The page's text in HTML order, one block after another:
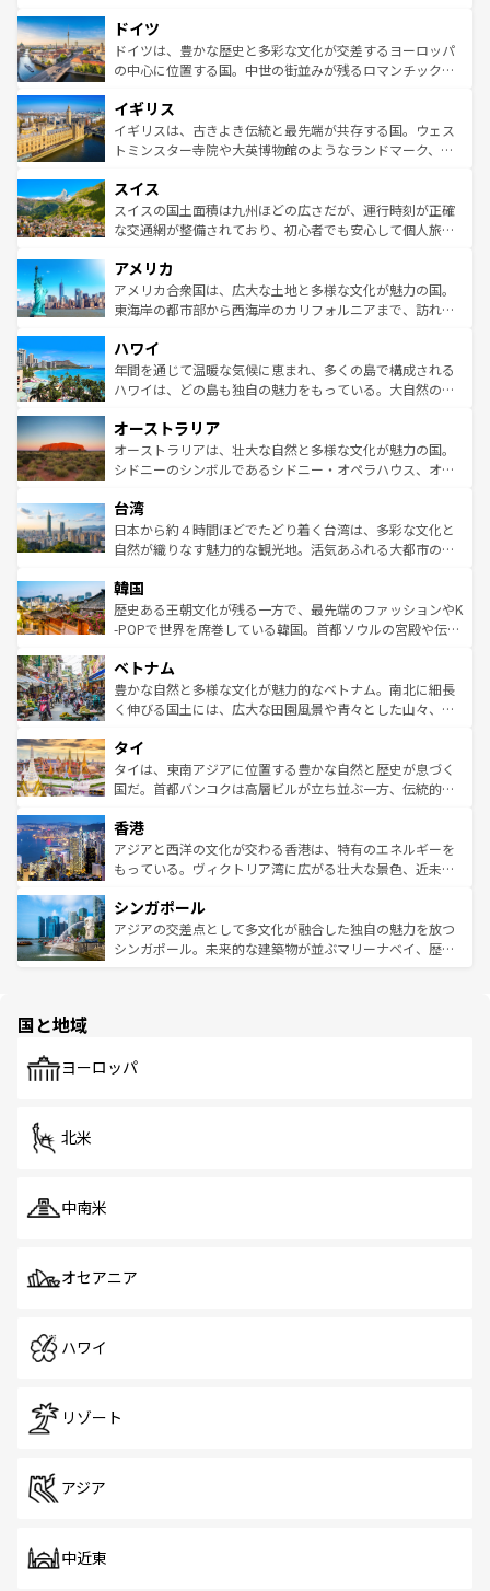
せる。地方によって風土や気候が異なるスペインはその個
性で訪れる人を魅了する。 なお、新着のスペイン情報は コ
ンテンツ一覧を参照してほしい。
で、幅広い魅力が詰まっている。華麗な宮殿、歴史的な大
聖堂、美しいビーチ、そして豊かな自然が、訪れる者を心
から魅了する。また、フランスは美食の国としても知ら
いる。シャンパンの発祥地であるランス、プロヴァンスの
香り高いラベンダー畑など、多彩な楽しみ方が可能だ。さ
らに、パリ以外の地域にも魅力が溢れており、どの街角に
れる地方に足を運ぶとそれぞれで全く異なる文化を体験で
きるだろう。 なお、新着のフランス情報はコンテンツ一覧
を参照してほしい。
ドイツ
ドイツは、豊かな歴史と多彩な文化が交差するヨーロッパ
の中心に位置する国。中世の街並みが残るロマンチック街
顔を持つこの国は、どこを歩いても飽きることがない。ベ
ルリンの文化的活気、バイエルン州のアルプスの絶景、そ
してライン川沿いのワイン畑といった風景は必見。ビール
は、お酒好きな人にはぜひ体験してほしい。 なお、新着の
ドイツ情報はコンテンツ一覧を参照してほしい。
イギリス
イギリスは、古きよき伝統と最先端が共存する国。ウェス
トミンスター寺院や大英博物館のようなランドマーク、歴
リアごとに異なる魅力がある。また、優雅なアフタヌーン
ティー、ビール好きにはたまらない英国パブ、サッカー観
戦など、本場だからこそできる体験も豊富。イギリスを旅
ンツ一覧を参照してほしい。
スイス
スイスの国土面積は九州ほどの広さだが、運行時刻が正確
な交通網が整備されており、初心者でも安心して個人旅行
の建物がそのまま残る町や、スイスならではのユニークな
博物館もあり、アルプス観光だけでなく町歩きも満喫する
ことができる。国民の所得が高いため物価も高いが、旅行
ば市内交通費無料で観光を楽しむこともできる。 なお、新
着のスイス情報はコンテンツ一覧 を参照してほしい。
アメリカ
アメリカ合衆国は、広大な土地と多様な文化が魅力の国。
東海岸の都市部から西海岸のカリフォルニアまで、訪れる
のような巨大都市は、観光、ショッピング、エンターテイ
ンメントが詰まった刺激的なスポットだ。一方、アメリカ
西部には大自然が広がり、グランドキャニオンやイエロー
部のニューオーリンズでは、音楽と美食が融合した独特の
文化が魅力。旅行者はアメリカの各地域で異なる魅力を楽
しみながら、その多様性と豊かな歴史を感じることができ
ならではの贅沢な旅のスタイルだ。 なお、新着のアメリカ
情報はコンテンツ一覧を参照してほしい。
ハワイ
年間を通じて温暖な気候に恵まれ、多くの島で構成される
ハワイは、どの島も独自の魅力をもっている。大自然の神
ワイ島は見逃せない。また、定番の観光地といえばオアフ
島だが、静かな自然を求めるならマウイ島やカウアイ島が
おすすめ。エメラルドグリーンに輝く海をはじめ、豊かな
れるおもてなしの心で訪れる人々を迎えてくれるハワイの
人々、おいしいローカルフードやハワイアンミュージッ
ク、伝統的なフラダンスなど、すべてがハワイの魅力を彩
ワイを、存分に味わってほしい。 なお、新着のハワイ情報
はコンテンツ一覧を参照してほしい。
オーストラリア
オーストラリアは、壮大な自然と多様な文化が魅力の国。
シドニーのシンボルであるシドニー・オペラハウス、オー
リアリーフや大陸中央部にそびえるウルル（エアーズロッ
ク）、タスマニアの美しい原生林やケアンズの熱帯雨林な
ど、見どころがたくさん。また、カフェやワイン、オージ
いる。アクティビティも充実しており、サーフィンやダイ
ビング、ハイキングなど、アウトドア好きにはたまらな
い。オーストラリアの多彩な魅力を存分に味わいつくそ
参照してほしい。
台湾
日本から約４時間ほどでたどり着く台湾は、多彩な文化と
自然が織りなす魅力的な観光地。活気あふれる大都市の台
ン）、静ひつな山岳地帯である台湾東部など、都市の喧騒
と山間の静けさが共存しており、訪れる人に新しい発見と
驚きをもたらしてくれる。また、奥深い台湾の食文化も魅
容にもいいと評判のスイーツなど、バラエティ豊かな料理
が味わえる。 なお、新着の台湾情報は コンテンツ一覧を参
照してほしい。
韓国
歴史ある王朝文化が残る一方で、最先端のファッションやK
-POPで世界を席巻している韓国。首都ソウルの宮殿や伝統
き、地方に足を延ばせば四季折々の自然美を楽しむことが
できる。そして、キムチや焼肉、絶品のストリートフード
まで、さまざまな韓国料理が待っている。夜には、韓国な
リティに包まれながら、韓国の多彩な魅力を心ゆくまで味
わってみてほしい。 なお、新着の韓国情報はコンテンツ一
覧を参照してほしい。
ベトナム
豊かな自然と多様な文化が魅力的なベトナム。南北に細長
く伸びる国土には、広大な田園風景や青々とした山々、世
急速な発展と共に伝統が息づく。ハノイの古い町並みやホ
ーチミン市のフランス統治時代の建物も、独特の雰囲気を
醸し出している。また、バラエティの豊かさとおいしさで
とつ。フォーやバインミー、ベトナムコーヒーなどは、ぜ
ひ現地で味わいたい。どの地域を訪れてもあたたかい人々
が旅行者を迎えてくれるので、きっと忘れられない旅にな
参照してほしい。
タイ
タイは、東南アジアに位置する豊かな自然と歴史が息づく
国だ。首都バンコクは高層ビルが立ち並ぶ一方、伝統的な
の活気が交差している。北部ではチェンマイなどの山岳地
帯で自然と触れ合い、南部ではプーケットやクラビの美し
いビーチでリゾート気分を楽しむことができる。タイ料理
激する。気候は一年中温暖で、どの季節にも異なる楽しみ
が待っている。親しみやすいタイの人々、仏教を中心とし
た文化、そして多様な観光資源が、訪れる旅人を魅了し続
香港
アジアと西洋の文化が交わる香港は、特有のエネルギーを
もっている。ヴィクトリア湾に広がる壮大な景色、近未来
み、どこを訪れても感動するはず。観光スポットが密集し
ており、効率よく見どころを回れるのも魅力。息をのむよ
うな絶景から文化的な体験まで、香港を存分に楽しみ尽く
シンガポール
アジアの交差点として多文化が融合した独自の魅力を放つ
シンガポール。未来的な建築物が並ぶマリーナベイ、歴史
で、ホーカーズは地元の風情を楽しめる外せないスポット
国と地域
ヨーロッパ
北米
中南米
オセアニア
ハワイ
リゾート
アジア
中近東